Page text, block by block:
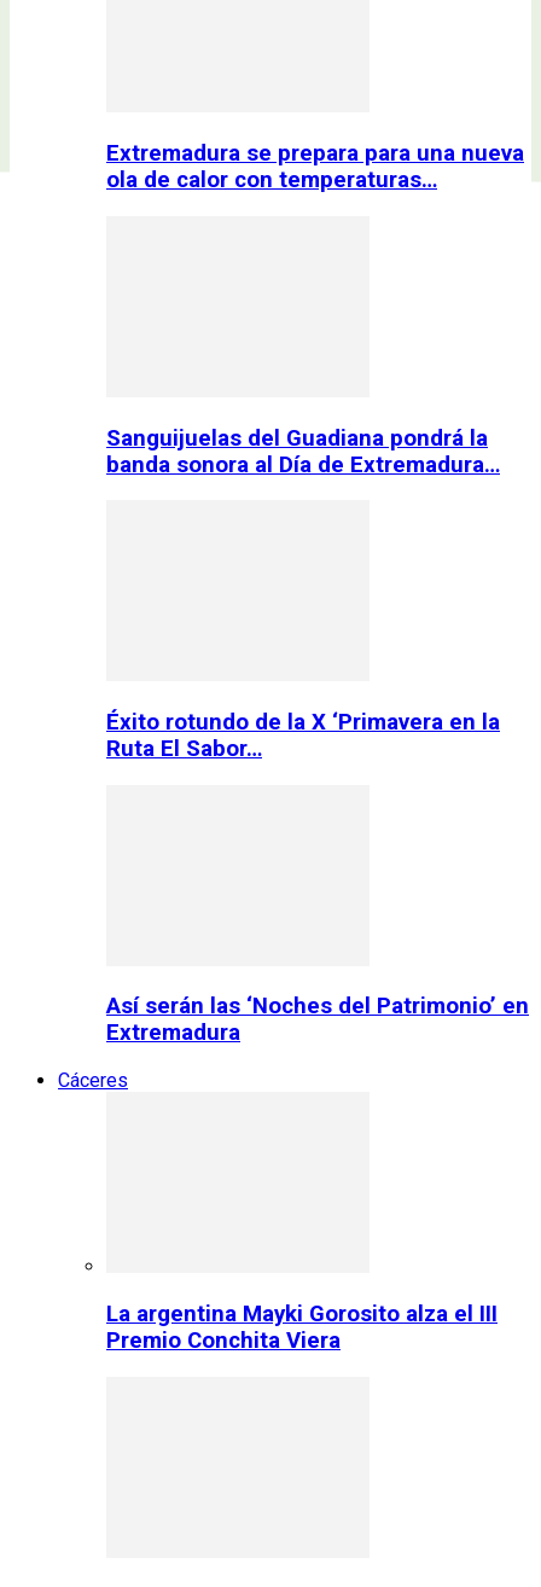
Extremadura se prepara para una nueva
ola de calor con temperaturas…
Sanguijuelas del Guadiana pondrá la
banda sonora al Día de Extremadura…
Éxito rotundo de la X ‘Primavera en la
Ruta El Sabor…
Así serán las ‘Noches del Patrimonio’ en
Extremadura
Cáceres
La argentina Mayki Gorosito alza el III
Premio Conchita Viera